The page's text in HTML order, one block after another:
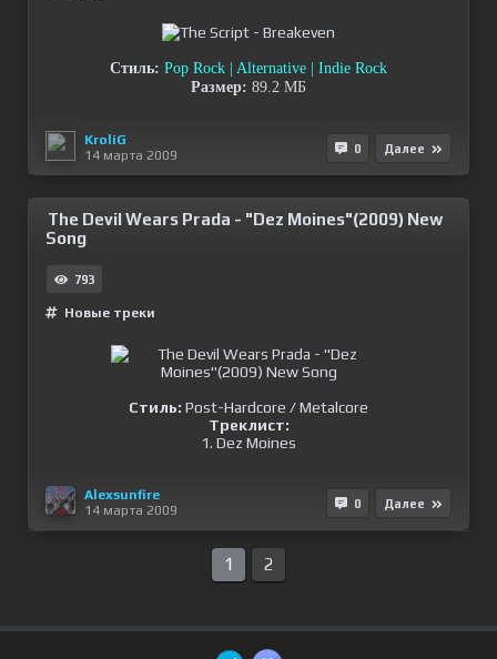
Стиль: Pop Rock | Alternative | Indie Rock
Размер: 89.2 МБ
KroliG
14 марта 2009
0 Далее
The Devil Wears Prada - "Dez Moines"(2009) New
Song
793
Новые треки
Стиль: Post-Hardcore / Metalcore
Треклист:
1. Dez Moines
Alexsunfire
14 марта 2009
0 Далее
1 2